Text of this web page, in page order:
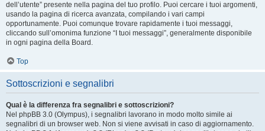
dell’utente” presente nella pagina del tuo profilo. Puoi cercare i tuoi argomenti,
usando la pagina di ricerca avanzata, compilando i vari campi
opportunamente. Puoi comunque trovare rapidamente i tuoi messaggi,
cliccando sull’omonima funzione “I tuoi messaggi”, generalmente disponibile
in ogni pagina della Board.
Top
Sottoscrizioni e segnalibri
Qual è la differenza fra segnalibri e sottoscrizioni?
Nel phpBB 3.0 (Olympus), i segnalibri lavorano in modo molto simile ai
segnalibri di un browser web. Non si viene avvisati in caso di aggiornamento.